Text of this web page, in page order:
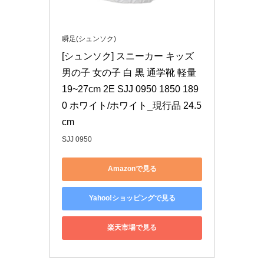
瞬足(シュンソク)
[シュンソク] スニーカー キッズ
男の子 女の子 白 黒 通学靴 軽量
19~27cm 2E SJJ 0950 1850 189
0 ホワイト/ホワイト_現行品 24.5
cm
SJJ 0950
Amazonで見る
Yahoo!ショッピングで見る
楽天市場で見る